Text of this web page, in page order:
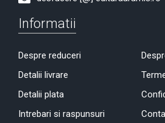
Informatii
Despre reduceri
Detalii livrare
Detalii plata
Intrebari si raspunsuri